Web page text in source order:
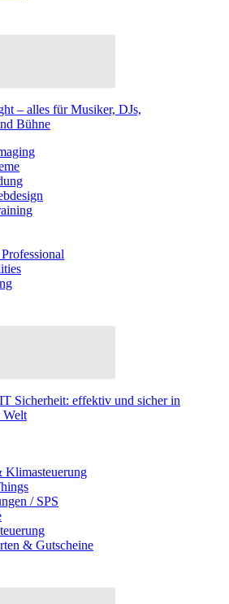
– alles für Musiker, DJs,
Bühne
Sicherheit: effektiv und sicher in
Welt
Klimasteuerung
/ SPS
& Gutscheine